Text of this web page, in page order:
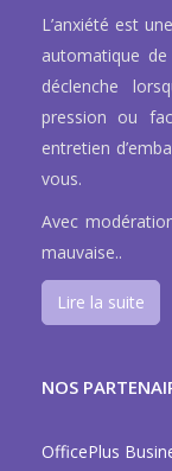
L’anxiété est
automatique
déclenche
pression ou
entretien
vous.
Avec
mauvaise..
Lire la suite
NOS
OfficePlus